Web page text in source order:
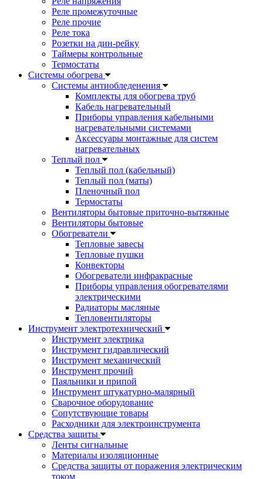
Реле промежуточные
Реле прочие
Реле тока
Розетки на дин-рейку
Таймеры контрольные
Термостаты
Системы обогрева
Системы антиобледенения
Комплекты для обогрева труб
Кабель нагревательный
Приборы управления кабельными
нагревательными системами
Аксессуары монтажные для систем
нагревательных
Теплый пол
Теплый пол (кабельный)
Теплый пол (маты)
Пленочный пол
Термостаты
Вентиляторы бытовые приточно-вытяжные
Вентиляторы бытовые
Обогреватели
Тепловые завесы
Тепловые пушки
Конвекторы
Обогреватели инфракрасные
Приборы управления обогревателями
электрическими
Радиаторы масляные
Тепловентиляторы
Инструмент электротехнический
Инструмент электрика
Инструмент гидравлический
Инструмент механический
Инструмент прочий
Паяльники и припой
Инструмент штукатурно-малярный
Сварочное оборудование
Сопутствующие товары
Расходники для электроинструмента
Cредства защиты
Ленты сигнальные
Материалы изоляционные
Средства защиты от поражения электрическим
током